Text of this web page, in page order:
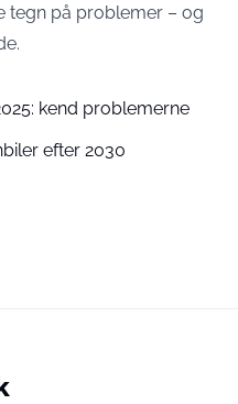
tegn på problemer – og
kend problemerne
efter 2030